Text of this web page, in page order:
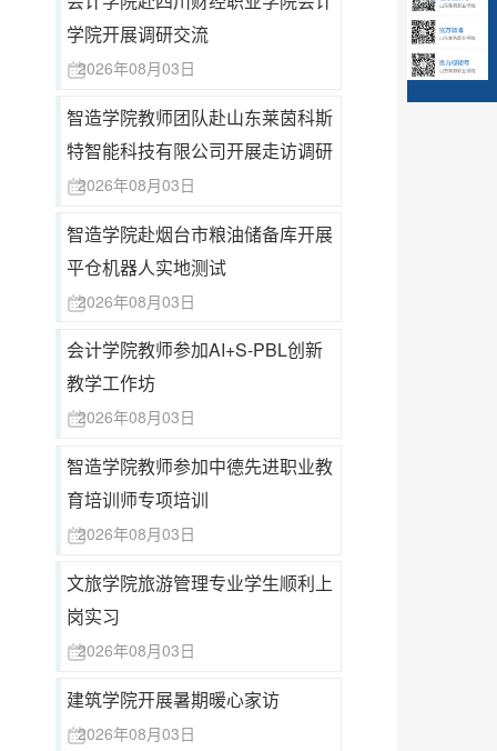
小暑
学院开展调研交流
2026年08月03日
智造学院教师团队赴山东莱茵科斯
特智能科技有限公司开展走访调研
2026年08月03日
智造学院赴烟台市粮油储备库开展
平仓机器人实地测试
2026年08月03日
会计学院教师参加AI+S-PBL创新
教学工作坊
2026年08月03日
智造学院教师参加中德先进职业教
育培训师专项培训
2026年08月03日
文旅学院旅游管理专业学生顺利上
岗实习
2026年08月03日
建筑学院开展暑期暖心家访
2026年08月03日